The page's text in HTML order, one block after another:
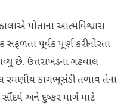
પોતાના આત્મવિશ્વાસ
પૂર્વક પૂર્ણ કરી નોરતા
છે. ઉત્તરાખંડના ગઢવાલ
રમણીય કાગભૂસંડી તળાવ તેના
અને દુષ્કર માર્ગ માટે